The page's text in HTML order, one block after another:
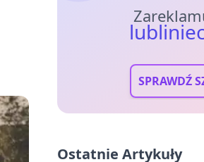
SPRAWDŹ
Ostatnie Artykuły